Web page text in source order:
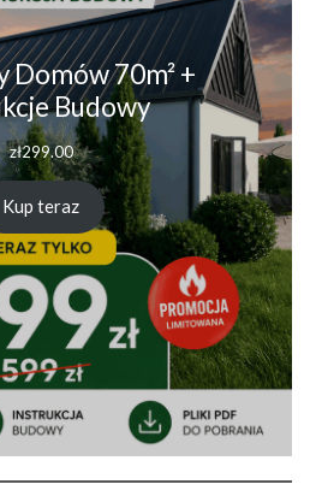
Domów 70m² +
Budowy
zł299.00
Kup teraz